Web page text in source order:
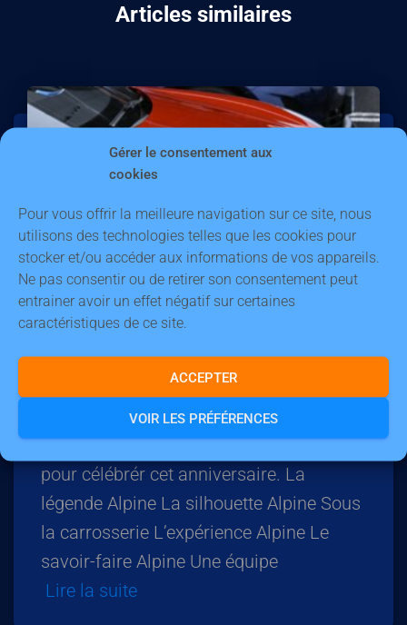
Gérer le consentement aux
cookies
Pour vous offrir la meilleure navigation sur ce site, nous
utilisons des technologies telles que les cookies pour
stocker et/ou accéder aux informations de vos appareils.
Ne pas consentir ou de retirer son consentement peut
entrainer avoir un effet négatif sur certaines
caractéristiques de ce site.
ACCEPTER
VOIR LES PRÉFÉRENCES
Articles similaires
70 ans d’Alpine en vidéo
A l’occasion des 70 ans de la marque
Alpine, voici 6 vidéo produites par Alpine
pour célébrér cet anniversaire. La
légende Alpine La silhouette Alpine Sous
la carrosserie L’expérience Alpine Le
savoir-faire Alpine Une équipe
Lire la suite